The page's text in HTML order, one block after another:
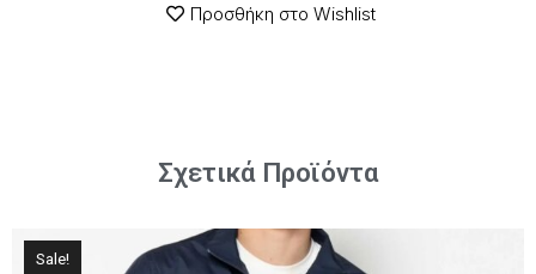
Προσθήκη στο Wishlist
Σχετικά Προϊόντα
Sale!